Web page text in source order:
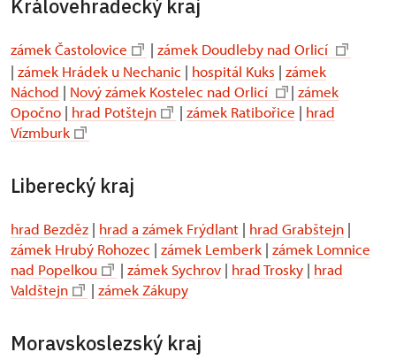
Královehradecký kraj
zámek Častolovice | zámek Doudleby nad Orlicí
| zámek Hrádek u Nechanic | hospitál Kuks | zámek
Náchod | Nový zámek Kostelec nad Orlicí | zámek
Opočno | hrad Potštejn | zámek Ratibořice | hrad
Vízmburk
Liberecký kraj
hrad Bezděz | hrad a zámek Frýdlant | hrad Grabštejn |
zámek Hrubý Rohozec | zámek Lemberk | zámek Lomnice
nad Popelkou
| zámek Sychrov | hrad Trosky | hrad
Valdštejn
| zámek Zákupy
Moravskoslezský kraj